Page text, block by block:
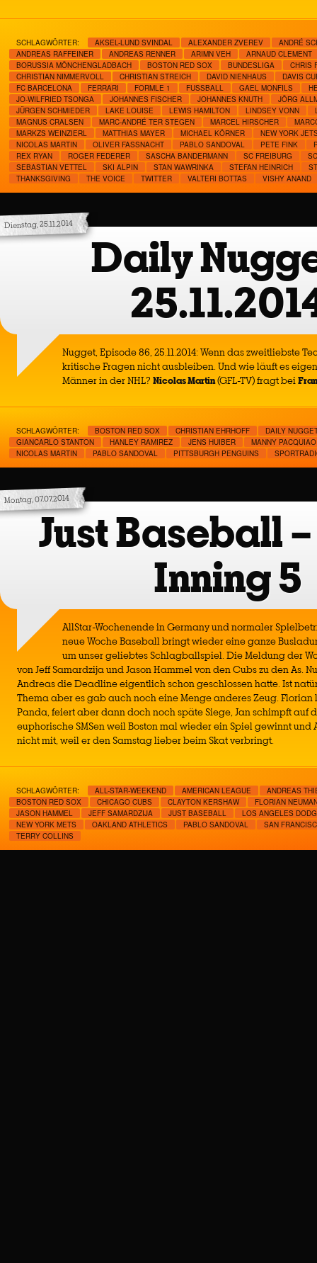
SCHLAGWÖRTER: AKSEL-LUND SVINDAL ALEXANDER ZVEREV
ANDRÉ
ANDREAS RAFFEINER
ANDREAS RENNER ARIMN VEH
ARNAUD CLEMENT
BORUSSIA MÖNCHENGLADBACH
BOSTON RED SOX BUNDESLIGA
CHRIS
CHRISTIAN NIMMERVOLL
CHRISTIAN STREICH DAVID NIENHAUS
DAVIS
FC BARCELONA
FERRARI FORMLE 1 FUSSBALL GAEL MONFILS
JO-WILFRIED TSONGA
JOHANNES FISCHER JOHANNES KNUTH
JÖRG
JÜRGEN SCHMIEDER
LAKE LOUISE LEWIS HAMILTON LINDSEY VONN
MAGNUS CRALSEN
MARC-ANDRÉ TER STEGEN MARCEL HIRSCHER
MARKZS WEINZIERL
MATTHIAS MAYER MICHAEL KÖRNER
NEW YORK
NICOLAS MARTIN
OLIVER FASSNACHT PABLO SANDOVAL PETE FINK
REX RYAN
ROGER FEDERER SASCHA BANDERMANN SC FREIBURG
SEBASTIAN VETTEL
SKI ALPIN STAN WAWRINKA STEFAN HEINRICH
THANKSGIVING
THE VOICE TWITTER VALTERI BOTTAS VISHY ANAND
Dienstag, 25.11.2014
Daily
Nugget, Episode 86, 25.11.2014: Wenn das zweitliebste
kritische Fragen nicht ausbleiben. Und wie läuft es
Männer in der NHL? Nicolas Martin(GFL-TV) fragt bei
SCHLAGWÖRTER: BOSTON RED SOX CHRISTIAN EHRHOFF
DAILY
GIANCARLO STANTON
HANLEY RAMIREZ JENS HUIBER
MANNY PACQUIAO
NICOLAS MARTIN
PABLO SANDOVAL PITTSBURGH PENGUINS
Montag, 07.07.2014
Just Baseball
Inning 5
AllStar-Wochenende in Germany und normaler
neue Woche Baseball bringt wieder eine ganze
um unser geliebtes Schlagballspiel. Die Meldung der
von Jeff Samardzija und Jason Hammel von den Cubs zu den As.
Andreas die Deadline eigentlich schon geschlossen hatte. Ist
Thema aber es gab auch noch eine Menge anderes Zeug.
Panda, feiert aber dann doch noch späte Siege, Jan schimpft auf
euphorische SMSen weil Boston mal wieder ein Spiel gewinnt
nicht mit, weil er den Samstag lieber beim Skat verbringt.
SCHLAGWÖRTER: ALL-STAR-WEEKEND AMERICAN LEAGUE
ANDREAS
BOSTON RED SOX
CHICAGO CUBS CLAYTON KERSHAW
FLORIAN
JASON HAMMEL
JEFF SAMARDZIJA JUST BASEBALL
LOS ANGELES
NEW YORK METS
OAKLAND ATHLETICS PABLO SANDOVAL
SAN
TERRY COLLINS